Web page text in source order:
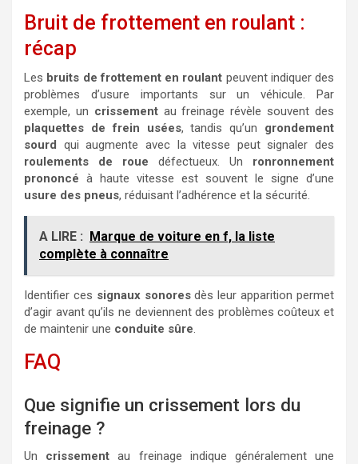
Bruit de frottement en roulant :
récap
Les bruits de frottement en roulant peuvent indiquer des
problèmes d’usure importants sur un véhicule. Par
exemple, un crissementau freinage révèle souvent des
plaquettes de frein usées, tandis qu’un grondement
sourd qui augmente avec la vitesse peut signaler des
roulements de roue défectueux. Un ronronnement
prononcé à haute vitesse est souvent le signe d’une
usure des pneus, réduisant l’adhérence et la sécurité.
A LIRE :
Marque de voiture en f, la liste
complète à connaître
Identifier ces signaux sonoresdès leur apparition permet
d’agir avant qu’ils ne deviennent des problèmes coûteux et
de maintenir une conduite sûre.
FAQ
Que signifie un crissement lors du
freinage ?
Un crissement au freinage indique généralement une